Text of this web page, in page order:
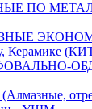
ПО
ЭКОНОМ
Керамике